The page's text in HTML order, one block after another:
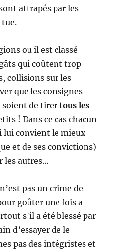
attrapés par les
ou il est classé
qui coûtent trop
collisions sur les
que les consignes
soient de tirertous les
! Dans ce cas chacun
lui convient le mieux
et de ses convictions)
les autres…
pas un crime de
goûter une fois a
s’il a été blessé par
d’essayer de le
pas des intégristes et